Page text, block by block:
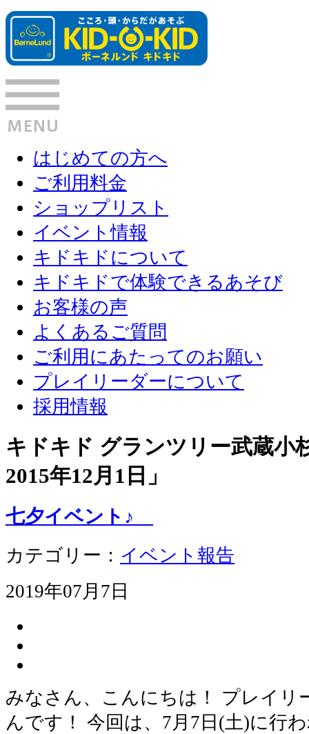
はじめての方へ
ご利用料金
ショップリスト
イベント情報
キドキドについて
キドキドで体験できるあそび
お客様の声
よくあるご質問
ご利用にあたってのお願い
プレイリーダーについて
採用情報
キドキド グランツリー武蔵
2015年12月1日 」
七夕イベント♪
カテゴリー： イベント報告
2019年07月7日
みなさん、こんにちは！ プレイリ
んです！ 今回は、7月7日(土)に行